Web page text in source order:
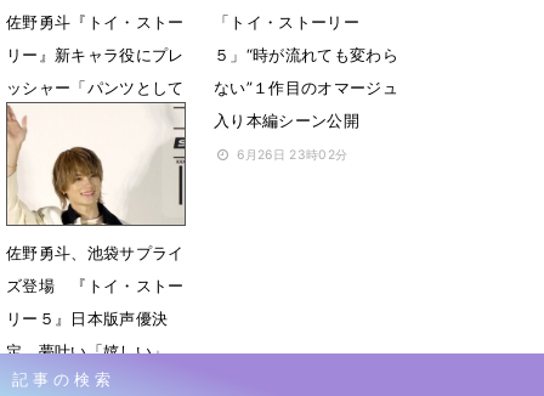
佐野勇斗『トイ・ストー
リー』新キャラ役にプレ
ッシャー「パンツとして
生活します！」
6月30日 21時19分
「トイ・ストーリー
５」“時が流れても変わら
ない”１作目のオマージュ
入り本編シーン公開
6月26日 23時02分
佐野勇斗、池袋サプライ
ズ登場 『トイ・ストー
リー５』日本版声優決
定、夢叶い「嬉しい」
5月18日 20時13分
記事の検索